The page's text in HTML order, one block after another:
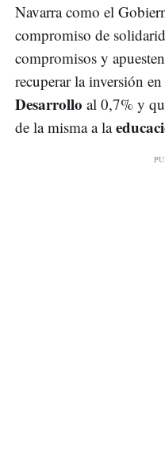
Navarra como el
compromiso de
compromisos y
recuperar la inversión en
Desarrollo al 0,7% y
de la misma a la